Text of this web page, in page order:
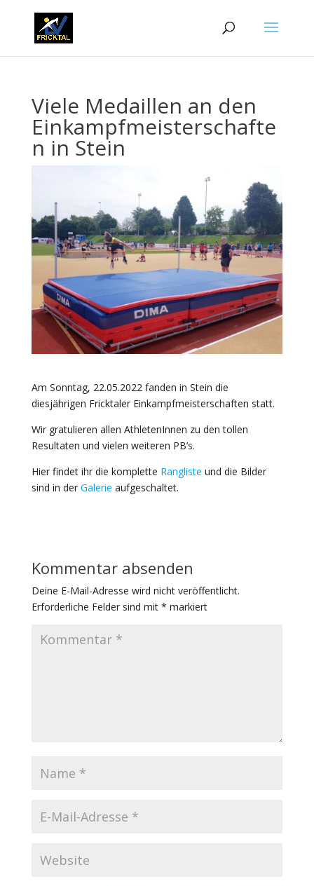
Viele Medaillen an den
Einkampfmeisterschafte
n in Stein
Am Sonntag, 22.05.2022 fanden in Stein die
diesjährigen Fricktaler Einkampfmeisterschaften statt.
Wir gratulieren allen AthletenInnen zu den tollen
Resultaten und vielen weiteren PB’s.
Hier findet ihr die komplette Rangliste und die Bilder
sind in der Galerie aufgeschaltet.
Kommentar absenden
Deine E-Mail-Adresse wird nicht veröffentlicht.
Erforderliche Felder sind mit * markiert